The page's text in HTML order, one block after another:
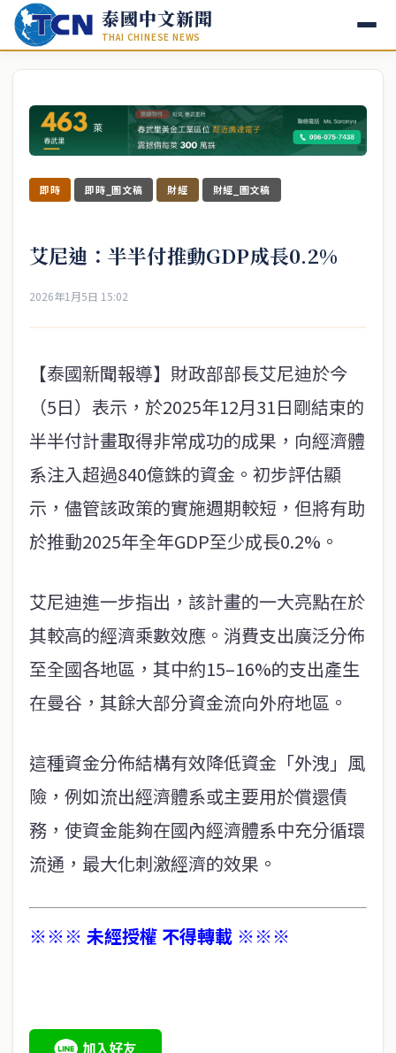
泰國中文新聞
THAI CHINESE NEWS
即時 即時_圖文稿 財經 財經_圖文稿
艾尼迪：半半付推動GDP成長0.2%
2026年1月5日 15:02
【泰國新聞報導】財政部部長艾尼迪於今
（5日）表示，於2025年12月31日剛結束的
半半付計畫取得非常成功的成果，向經濟體
系注入超過840億銖的資金。初步評估顯
示，儘管該政策的實施週期較短，但將有助
於推動2025年全年GDP至少成長0.2%。
艾尼迪進一步指出，該計畫的一大亮點在於
其較高的經濟乘數效應。消費支出廣泛分佈
至全國各地區，其中約15–16%的支出產生
在曼谷，其餘大部分資金流向外府地區。
這種資金分佈結構有效降低資金「外洩」風
險，例如流出經濟體系或主要用於償還債
務，使資金能夠在國內經濟體系中充分循環
流通，最大化刺激經濟的效果。
※※※ 未經授權 不得轉載 ※※※